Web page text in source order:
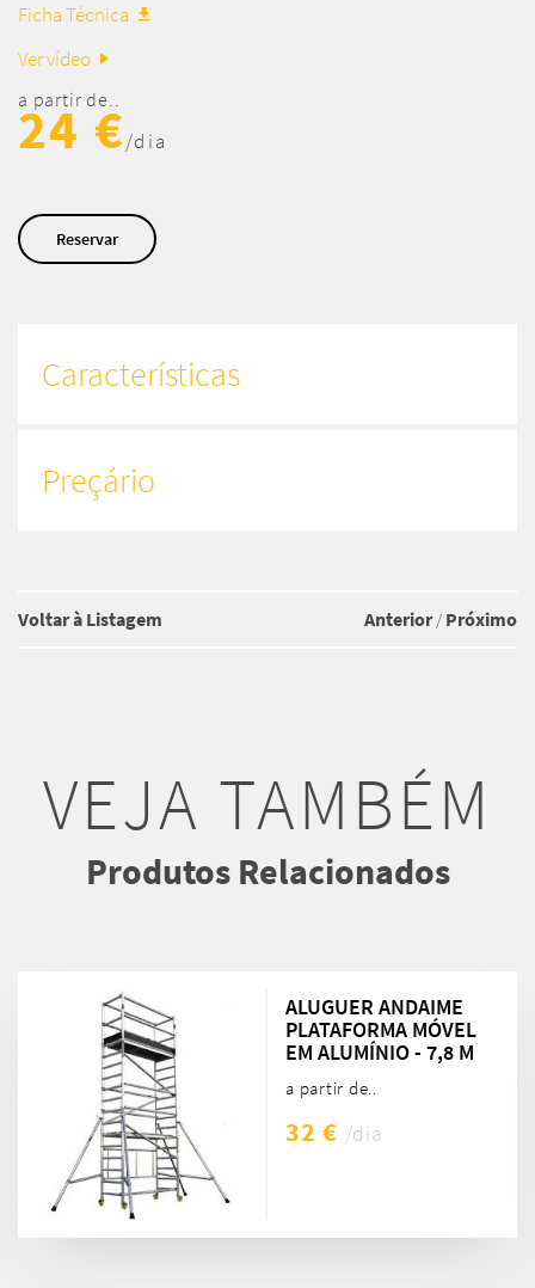
Ficha Técnica
Ver vídeo
a partir de..
24 €/dia
Reservar
Características
Preçário
Voltar à Listagem Anterior / Próximo
VEJA TAMBÉM
Produtos Relacionados
ALUGUER ANDAIME
PLATAFORMA MÓVEL
EM ALUMÍNIO - 7,8 M
a partir de..
32 € /dia